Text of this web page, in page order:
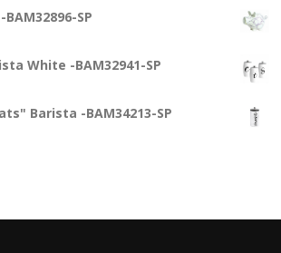
SP
White -BAM32941-SP
Barista -BAM34213-SP